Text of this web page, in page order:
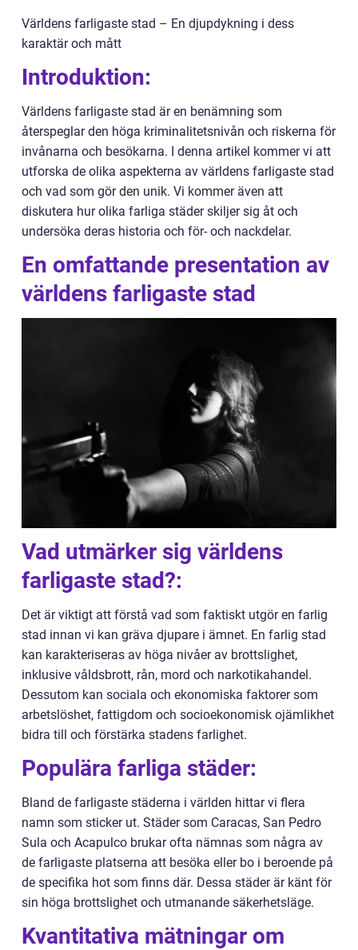
Världens farligaste stad – En djupdykning i dess
karaktär och mått
Introduktion:
Världens farligaste stad är en benämning som
återspeglar den höga kriminalitetsnivån och riskerna för
invånarna och besökarna. I denna artikel kommer vi att
utforska de olika aspekterna av världens farligaste stad
och vad som gör den unik. Vi kommer även att
diskutera hur olika farliga städer skiljer sig åt och
undersöka deras historia och för- och nackdelar.
En omfattande presentation av
världens farligaste stad
Vad utmärker sig världens
farligaste stad?:
Det är viktigt att förstå vad som faktiskt utgör en farlig
stad innan vi kan gräva djupare i ämnet. En farlig stad
kan karakteriseras av höga nivåer av brottslighet,
inklusive våldsbrott, rån, mord och narkotikahandel.
Dessutom kan sociala och ekonomiska faktorer som
arbetslöshet, fattigdom och socioekonomisk ojämlikhet
bidra till och förstärka stadens farlighet.
Populära farliga städer:
Bland de farligaste städerna i världen hittar vi flera
namn som sticker ut. Städer som Caracas, San Pedro
Sula och Acapulco brukar ofta nämnas som några av
de farligaste platserna att besöka eller bo i beroende på
de specifika hot som finns där. Dessa städer är känt för
sin höga brottslighet och utmanande säkerhetsläge.
Kvantitativa mätningar om